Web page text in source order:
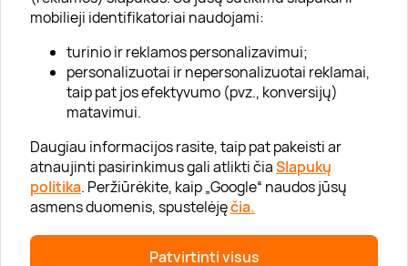
mobilieji identifikatoriai naudojami:
turinio ir reklamos personalizavimui;
personalizuotai ir nepersonalizuotai reklamai,
taip pat jos efektyvumo (pvz., konversijų)
matavimui.
Daugiau informacijos rasite, taip pat pakeisti ar
atnaujinti pasirinkimus gali atlikti čiaSlapukų
politika. Peržiūrėkite, kaip „Google“ naudos jūsų
asmens duomenis, spustelėjęčia.
Patvirtinti visus
Karjera
Visi partneriai
Kontaktai
Tinklaraštis
Informacija